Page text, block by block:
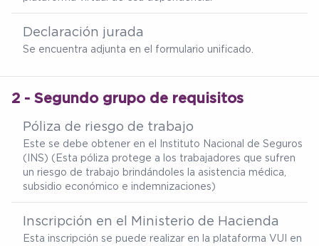
Declaración jurada
Se encuentra adjunta en el formulario unificado.
2 - Segundo grupo de requisitos
Póliza de riesgo de trabajo
Este se debe obtener en el Instituto Nacional de Seguros
(INS) (Esta póliza protege a los trabajadores que sufren
un riesgo de trabajo brindándoles la asistencia médica,
subsidio económico e indemnizaciones)
Inscripción en el Ministerio de Hacienda
Esta inscripción se puede realizar en la plataforma VUI en